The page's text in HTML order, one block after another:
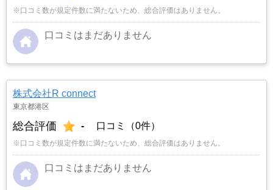
※口コミ数が規定件数に満たないため、総合評価はありません。
口コミはまだありません
株式会社R connect
東京都港区
総合評価 - 口コミ（0件）
※口コミ数が規定件数に満たないため、総合評価はありません。
口コミはまだありません